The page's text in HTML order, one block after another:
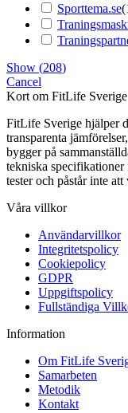
Sporttema.se(
Show (208)
Cancel
Kort om FitLife Sverige
FitLife Sverige hjälper
transparenta
bygger på
tekniska
tester och påstår inte
Våra villkor
Användarvillkor
Integritetspolicy
Cookiepolicy
GDPR
Uppgiftspolicy
Fullständiga
Information
Om FitLife
Samarbeten
Metodik
Kontakt